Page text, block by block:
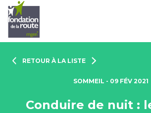
RETOUR À LA LISTE
SOMMEIL - 09 FÉV 2021
Conduire de nuit :